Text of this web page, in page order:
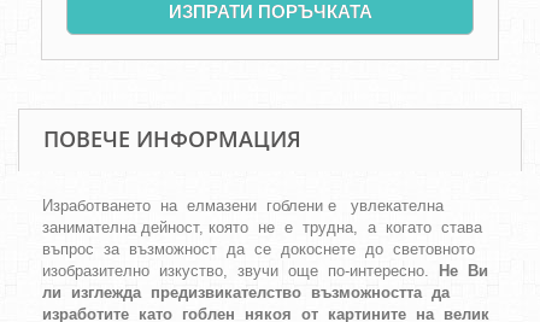
ИЗПРАТИ ПОРЪЧКАТА
ПОВЕЧЕ ИНФОРМАЦИЯ
Изработването на елмазени гоблени е увлекателна
занимателна дейност, която не е трудна, а когато става
въпрос за възможност да се докоснете до световното
изобразително изкуство, звучи още по-интересно.
Не Ви
ли изглежда предизвикателство възможността да
изработите като гоблен някоя от картините на велик